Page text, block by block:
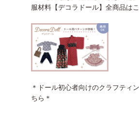
服材料【デコラドール】全商品は
＊ドール初心者向けのクラフティ
ちら＊